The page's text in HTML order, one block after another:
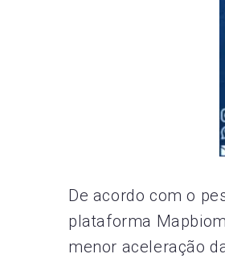
De acordo com o
plataforma
menor aceleração